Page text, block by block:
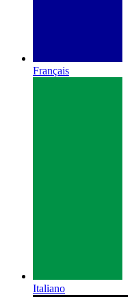
Français
Italiano